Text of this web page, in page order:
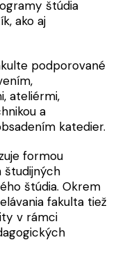
štúdia
ako aj
podporované
ateliérmi,
a
katedier.
formou
študijných
štúdia. Okrem
fakulta tiež
v rámci